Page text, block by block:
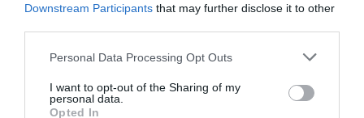
Downstream Participants that may further disclose it to other
Personal Data Processing Opt Outs
I want to opt-out of the Sharing of my
personal data.
Opted In
inclui receber uma carta para
Hogwarts. Não aconteceu,
ainda! Fã incondicional da
lados. Escrevo todos os